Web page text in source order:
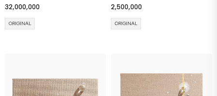
32,000,000
ORIGINAL
2,500,000
ORIGINAL